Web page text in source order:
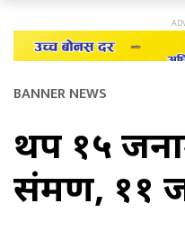
BANNER NEWS
थप १५
संक्रमण, ११